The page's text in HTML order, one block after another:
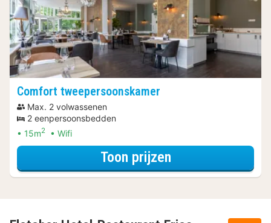
Comfort tweepersoonskamer
Max. 2 volwassenen
2 eenpersoonsbedden
15m2 Wifi
Toon prijzenvoor Diner